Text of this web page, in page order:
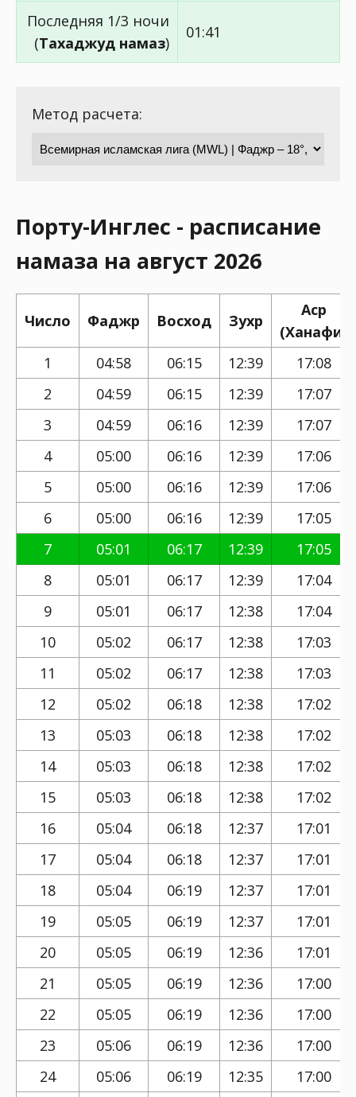
Последняя 1/3 ночи
(Тахаджуд намаз)
01:41
Метод расчета:
Порту-Инглес - расписание
намаза на август 2026
Число Фаджр Восход Зухр
Аср
(Ханафи)
1
04:58 06:15 12:39
17:08
2
04:59 06:15 12:39
17:07
3
04:59 06:16 12:39
17:07
4
05:00 06:16 12:39
17:06
5
05:00 06:16 12:39
17:06
6
05:00 06:16 12:39
17:05
7
05:01 06:17 12:39
17:05
8
05:01 06:17 12:39
17:04
9
05:01 06:17 12:38
17:04
10
05:02 06:17 12:38
17:03
11
05:02 06:17 12:38
17:03
12
05:02 06:18 12:38
17:02
13
05:03 06:18 12:38
17:02
14
05:03 06:18 12:38
17:02
15
05:03 06:18 12:38
17:02
16
05:04 06:18 12:37
17:01
17
05:04 06:18 12:37
17:01
18
05:04 06:19 12:37
17:01
19
05:05 06:19 12:37
17:01
20
05:05 06:19 12:36
17:01
21
05:05 06:19 12:36
17:00
22
05:05 06:19 12:36
17:00
23
05:06 06:19 12:36
17:00
24
05:06 06:19 12:35 17:00